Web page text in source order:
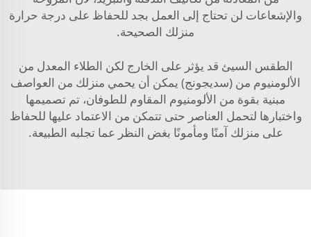
والإشعاعات لن تحتاج إلى العمل بجد للحفاظ على درجة حرارة
منزلك الصحيحة.
الطقس السيئ قد يؤثر على الخارج لكن الطلاء المعدل من
الألومنيوم من (سديجونج) يمكن أن يحمي منزلك من العواصف
مبنية بقوة من الألومنيوم المقاوم للطوفان، تم تصميمها
واختبارها لتحمل العناصر حتى تتمكن من الاعتماد عليها للحفاظ
على منزلك آمنًا ومأمونًا بغض النظر عما تجلبه الطبيعة.